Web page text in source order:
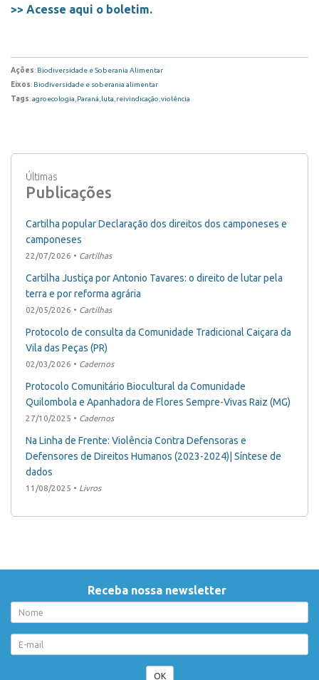
>> Acesse aqui o boletim.
Ações: Biodiversidade e Soberania Alimentar
Eixos: Biodiversidade e soberania alimentar
Tags:agroecologia Paraná luta reivindicação violência
Últimas
Publicações
Cartilha popular Declaração dos direitos dos camponeses e
camponeses
22/07/2026 • Cartilhas
Cartilha Justiça por Antonio Tavares: o direito de lutar pela
terra e por reforma agrária
02/05/2026 • Cartilhas
Protocolo de consulta da Comunidade Tradicional Caiçara da
Vila das Peças (PR)
02/03/2026 • Cadernos
Protocolo Comunitário Biocultural da Comunidade
Quilombola e Apanhadora de Flores Sempre-Vivas Raiz (MG)
27/10/2025 • Cadernos
Na Linha de Frente: Violência Contra Defensoras e
Defensores de Direitos Humanos (2023-2024)| Síntese de
dados
11/08/2025 • Livros
Receba nossa newsletter
OK